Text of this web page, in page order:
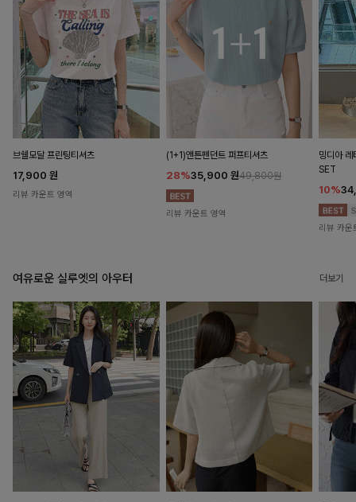
브쉘모달 프린팅티셔츠
17,900 원
리뷰 카운트 영역
(1+1)앤튼펜던트 퍼프티셔츠
28%35,900 원49,800원
리뷰 카운트 영역
밍디아 레
SET
10%
리뷰 카운
여유로운 실루엣의 아우터 더보기